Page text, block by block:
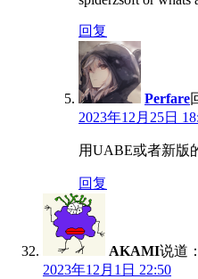
回复
Perfare
2023年12月25日
用UABE或者新版
回复
AKAMI说道：
2023年12月1日 22:50